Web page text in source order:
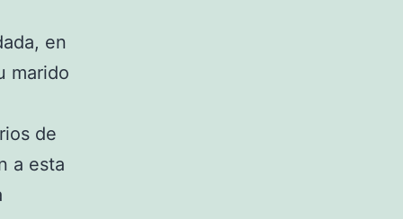
en
marido
de
a esta